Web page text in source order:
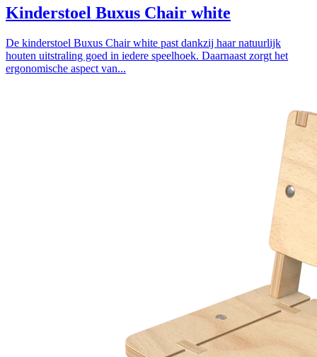
Kinderstoel Buxus Chair white
De kinderstoel Buxus Chair white past dankzij haar natuurlijk
houten uitstraling goed in iedere speelhoek. Daarnaast zorgt het
ergonomische aspect van...